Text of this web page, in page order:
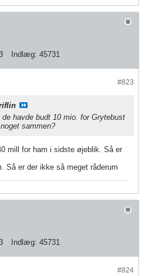
Indlæg: 45731
#823
havde budt 10 mio. for Grytebust
sammen?
mill for ham i sidste øjeblik. Så er
Så er der ikke så meget råderum
Indlæg: 45731
#824